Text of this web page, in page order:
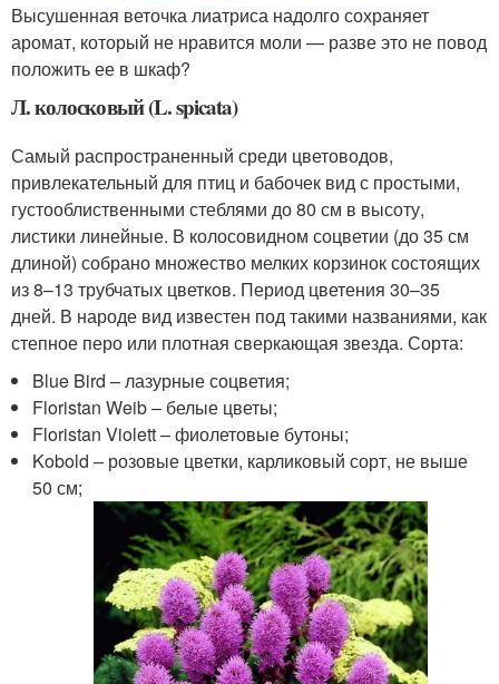
Высушенная веточка лиатриса надолго сохраняет
аромат, который не нравится моли — разве это не повод
положить ее в шкаф?
Л. колосковый (L. spicata)
Самый распространенный среди цветоводов,
привлекательный для птиц и бабочек вид с простыми,
густооблиственными стеблями до 80 см в высоту,
листики линейные. В колосовидном соцветии (до 35 см
длиной) собрано множество мелких корзинок состоящих
из 8–13 трубчатых цветков. Период цветения 30–35
дней. В народе вид известен под такими названиями, как
степное перо или плотная сверкающая звезда. Сорта:
Blue Bird – лазурные соцветия;
Floristan Weib – белые цветы;
Floristan Violett – фиолетовые бутоны;
Kobold – розовые цветки, карликовый сорт, не выше
50 см;